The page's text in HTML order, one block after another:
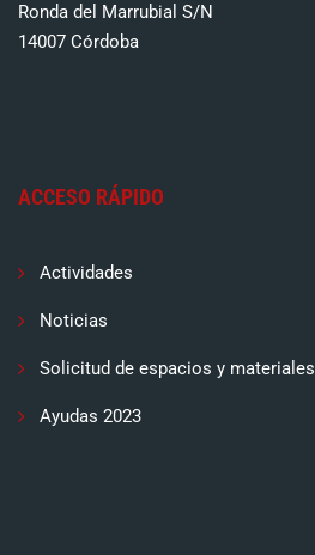
Ronda del Marrubial S/N
14007 Córdoba
ACCESO RÁPIDO
Actividades
Noticias
Solicitud de espacios y materiales
Ayudas 2023